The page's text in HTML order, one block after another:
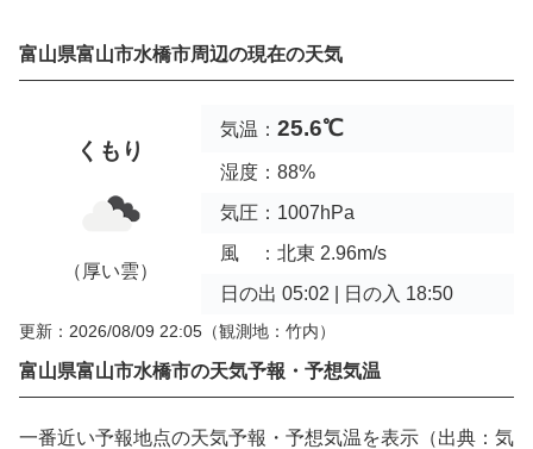
富山県富山市水橋市周辺の現在の天気
くもり
（厚い雲）
気温： 25.6℃
湿度：88%
気圧：1007hPa
風 ：北東 2.96m/s
日の出 05:02 | 日の入 18:50
更新：2026/08/09 22:05 （観測地：竹内）
富山県富山市水橋市の天気予報・予想気温
一番近い予報地点の天気予報・予想気温を表示（出典：気